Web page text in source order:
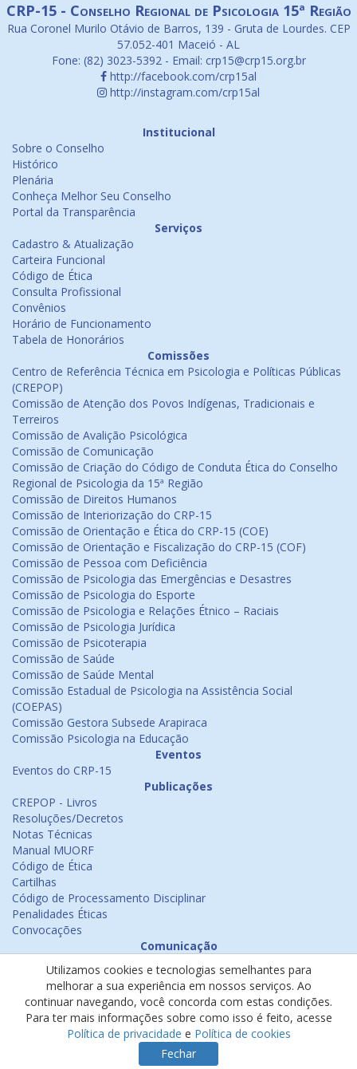
CRP-15 - Conselho Regional de Psicologia 15ª Região
Rua Coronel Murilo Otávio de Barros, 139 - Gruta de Lourdes. CEP
57.052-401 Maceió - AL
Fone: (82) 3023-5392 - Email: crp15@crp15.org.br
http://facebook.com/crp15al
http://instagram.com/crp15al
Institucional
Sobre o Conselho
Histórico
Plenária
Conheça Melhor Seu Conselho
Portal da Transparência
Serviços
Cadastro & Atualização
Carteira Funcional
Código de Ética
Consulta Profissional
Convênios
Horário de Funcionamento
Tabela de Honorários
Comissões
Centro de Referência Técnica em Psicologia e Políticas Públicas
(CREPOP)
Comissão de Atenção dos Povos Indígenas, Tradicionais e
Terreiros
Comissão de Avalição Psicológica
Comissão de Comunicação
Comissão de Criação do Código de Conduta Ética do Conselho
Regional de Psicologia da 15ª Região
Comissão de Direitos Humanos
Comissão de Interiorização do CRP-15
Comissão de Orientação e Ética do CRP-15 (COE)
Comissão de Orientação e Fiscalização do CRP-15 (COF)
Comissão de Pessoa com Deficiência
Comissão de Psicologia das Emergências e Desastres
Comissão de Psicologia do Esporte
Comissão de Psicologia e Relações Étnico – Raciais
Comissão de Psicologia Jurídica
Comissão de Psicoterapia
Comissão de Saúde
Comissão de Saúde Mental
Comissão Estadual de Psicologia na Assistência Social
(COEPAS)
Comissão Gestora Subsede Arapiraca
Comissão Psicologia na Educação
Eventos
Eventos do CRP-15
Publicações
CREPOP - Livros
Resoluções/Decretos
Notas Técnicas
Manual MUORF
Código de Ética
Cartilhas
Código de Processamento Disciplinar
Penalidades Éticas
Convocações
Comunicação
Emissão de Certificados
Psicologia na Mídia
Ouvidoria
Política de cookies
Política de privacidade
Utilizamos cookies e tecnologias semelhantes para
melhorar a sua experiência em nossos serviços. Ao
continuar navegando, você concorda com estas condições.
Para ter mais informações sobre como isso é feito, acesse
Política de privacidade e Política de cookies
Fechar